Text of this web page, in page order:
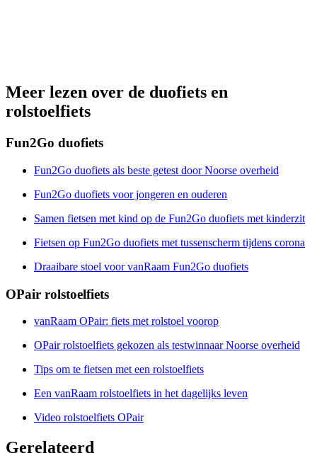
Meer lezen over de duofiets en
rolstoelfiets
Fun2Go duofiets
Fun2Go duofiets als beste getest door Noorse overheid
Fun2Go duofiets voor jongeren en ouderen
Samen fietsen met kind op de Fun2Go duofiets met kinderzit
Fietsen op Fun2Go duofiets met tussenscherm tijdens corona
Draaibare stoel voor vanRaam Fun2Go duofiets
OPair rolstoelfiets
vanRaam OPair: fiets met rolstoel voorop
OPair rolstoelfiets gekozen als testwinnaar Noorse overheid
Tips om te fietsen met een rolstoelfiets
Een vanRaam rolstoelfiets in het dagelijks leven
Video rolstoelfiets OPair
Gerelateerd